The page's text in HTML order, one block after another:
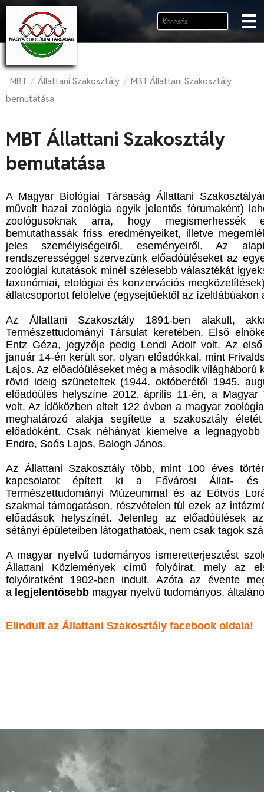
MBT / Állattani Szakosztály / MBT Állattani Szakosztály
bemutatása
MBT Állattani Szakosztály
bemutatása
A Magyar Biológiai Társaság Állattani
művelt hazai zoológia egyik jelentős fórumaként)
zoológusoknak arra, hogy megismerhessék
bemutathassák friss eredményeiket, illetve
jeles személyiségeiről, eseményeiről. Az
rendszerességgel szervezünk előadóüléseket az
zoológiai kutatások minél szélesebb választékát
taxonómiai, etológiai és konzervációs
állatcsoportot felölelve (egysejtűektől az ízeltlábúakon
Az Állattani Szakosztály 1891-ben alakult,
Természettudományi Társulat keretében. Első
Entz Géza, jegyzője pedig Lendl Adolf volt. Az
január 14-én került sor, olyan előadókkal, mint
Lajos. Az előadóüléseket még a második világháború
rövid ideig szüneteltek (1944. októberétől 1945.
előadóülés helyszíne 2012. április 11-én, a Magyar
volt. Az időközben eltelt 122 évben a magyar
meghatározó alakja segítette a szakosztály
előadóként. Csak néhányat kiemelve a
Endre, Soós Lajos, Balogh János.
Az Állattani Szakosztály több, mint 100 éves
kapcsolatot épített ki a Fővárosi Állat- és
Természettudományi Múzeummal és az Eötvös
szakmai támogatáson, részvételen túl ezek az
előadások helyszínét. Jelenleg az előadóülések
sétányi épületeiben látogathatóak, nem csak tagok
A magyar nyelvű tudományos ismeretterjesztést
Állattani Közlemények című folyóirat, mely az
folyóiratként 1902-ben indult. Azóta az évente
a legjelentősebb magyar nyelvű tudományos,
Elindult az Állattani Szakosztály facebook oldala!